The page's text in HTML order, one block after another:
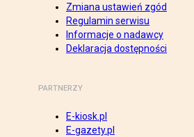
Zmiana ustawień zgód
Regulamin serwisu
Informacje o nadawcy
Deklaracja dostępności
PARTNERZY
E-kiosk.pl
E-gazety.pl